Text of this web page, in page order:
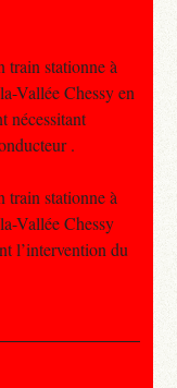
train stationne à
Vallée Chessy en
nécessitant
.
train stationne à
Vallée Chessy
l’intervention du